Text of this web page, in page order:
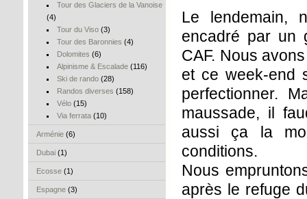
Tour des Glaciers de la Vanoise
(4)
Tour du Viso(3)
Tour des Baronnies (4)
Dolomites (6)
Alpinisme & Escalade(116)
Ski de rando(28)
Randos diverses (158)
Vélo(15)
Via ferrata(10)
Arménie (6)
Dubai (1)
Ecosse (1)
Espagne (3)
Le lendemain,
encadré par un
CAF. Nous
et ce week-end
perfectionner.
maussade, il
aussi ça la
conditions.
Nous
après le refuge